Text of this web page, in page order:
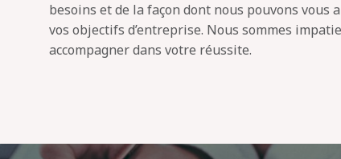
besoins et de la façon dont nous pouvons vous
vos objectifs d’entreprise. Nous sommes
accompagner dans votre réussite.